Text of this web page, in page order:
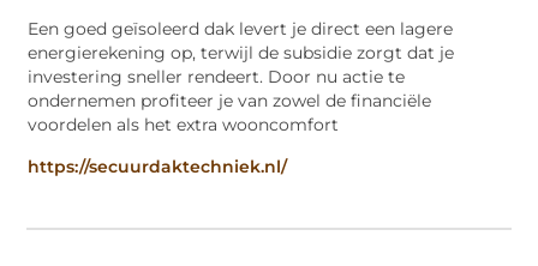
Een goed geïsoleerd dak levert je direct een lagere
energierekening op, terwijl de subsidie zorgt dat je
investering sneller rendeert. Door nu actie te
ondernemen profiteer je van zowel de financiële
voordelen als het extra wooncomfort
https://secuurdaktechniek.nl/